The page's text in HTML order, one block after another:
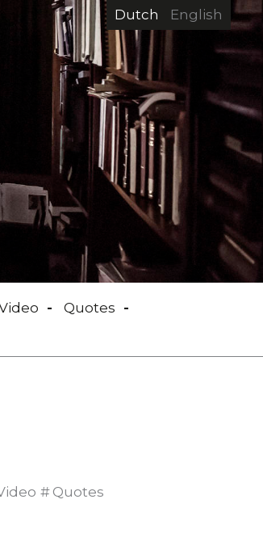
Dutch English
Quotes
Quotes